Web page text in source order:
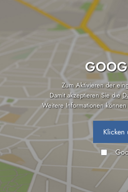
Zum Aktivieren der
Damit akzeptieren Sie die
Weitere Informationen
Klicken